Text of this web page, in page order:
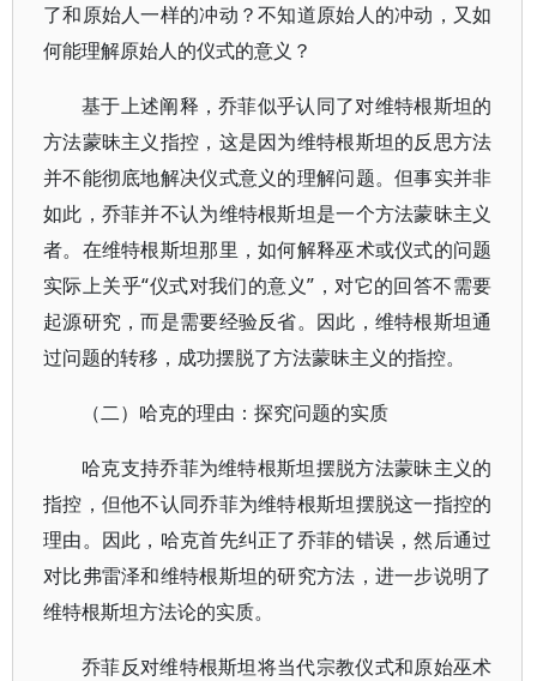
了和原始人一样的冲动？不知道原始人的冲动，又如
何能理解原始人的仪式的意义？
基于上述阐释，乔菲似乎认同了对维特根斯坦的
方法蒙昧主义指控，这是因为维特根斯坦的反思方法
并不能彻底地解决仪式意义的理解问题。但事实并非
如此，乔菲并不认为维特根斯坦是一个方法蒙昧主义
者。在维特根斯坦那里，如何解释巫术或仪式的问题
实际上关乎“仪式对我们的意义”，对它的回答不需要
起源研究，而是需要经验反省。因此，维特根斯坦通
过问题的转移，成功摆脱了方法蒙昧主义的指控。
（二）哈克的理由：探究问题的实质
哈克支持乔菲为维特根斯坦摆脱方法蒙昧主义的
指控，但他不认同乔菲为维特根斯坦摆脱这一指控的
理由。因此，哈克首先纠正了乔菲的错误，然后通过
对比弗雷泽和维特根斯坦的研究方法，进一步说明了
维特根斯坦方法论的实质。
乔菲反对维特根斯坦将当代宗教仪式和原始巫术